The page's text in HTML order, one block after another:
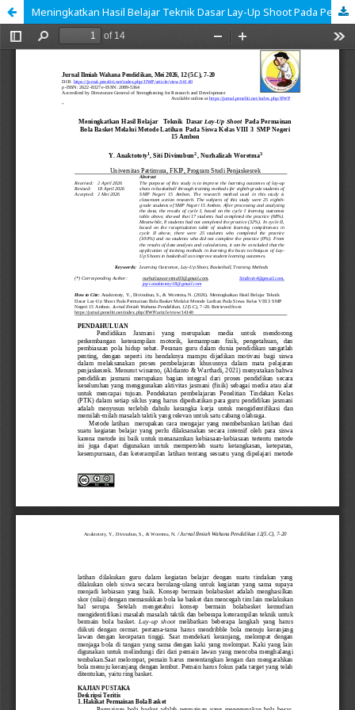
Meningkatkan Hasil Belajar Teknik Dasar Lay-Up Shoot Pada Permainan Bola Basket Melalui Metode Latihan Pada Siswa Kelas VIII 3 SMP Negeri 15 Ambon